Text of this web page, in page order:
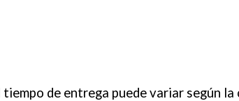
tiempo de entrega puede variar según